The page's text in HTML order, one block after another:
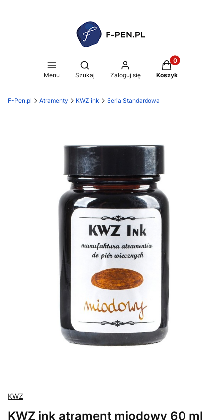
Menu
Otwórz wyszukiwarkę
Szukaj Zaloguj się
Produkty w
Koszyk
F-Pen.pl Atramenty KWZ ink Seria Standardowa
KWZ
KWZ ink atrament miodowy 60 ml